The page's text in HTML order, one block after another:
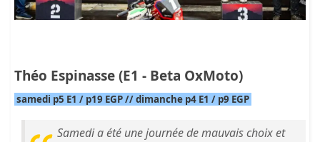
Théo Espinasse (E1 - Beta OxMoto)
samedi p5 E1 / p19 EGP // dimanche p4 E1 / p9 EGP
Samedi a été une journée de mauvais choix et